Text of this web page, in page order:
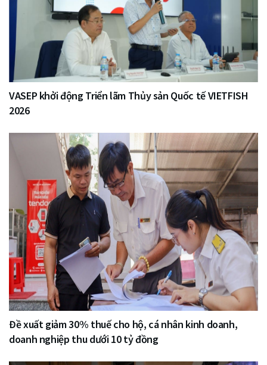
VASEP khởi động Triển lãm Thủy sản Quốc tế VIETFISH
2026
Đề xuất giảm 30% thuế cho hộ, cá nhân kinh doanh,
doanh nghiệp thu dưới 10 tỷ đồng